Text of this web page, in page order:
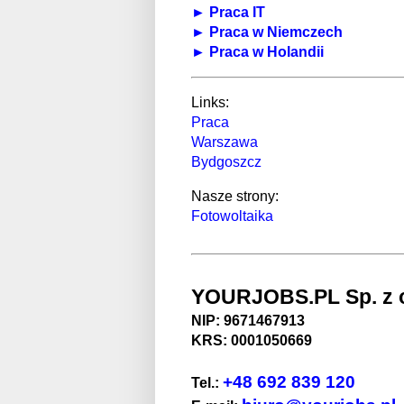
► Praca IT
► Praca w Niemczech
► Praca w Holandii
Links:
Praca
Warszawa
Bydgoszcz
Nasze strony:
Fotowoltaika
YOURJOBS.PL Sp. z
NIP: 9671467913
KRS: 0001050669
Tel.: +48 692 839 120